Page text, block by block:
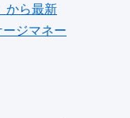
ら最新
ジマネー